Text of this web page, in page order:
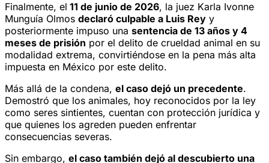
Finalmente, el 11 de junio de 2026, la juez Karla Ivonne
Munguía Olmos declaró culpable a Luis Rey y
posteriormente impuso una sentencia de 13 años y 4
meses de prisión por el delito de crueldad animal en su
modalidad extrema, convirtiéndose en la pena más alta
impuesta en México por este delito.
Más allá de la condena, el caso dejó un precedente.
Demostró que los animales, hoy reconocidos por la ley
como seres sintientes, cuentan con protección jurídica y
que quienes los agreden pueden enfrentar
consecuencias severas.
Sin embargo, el caso también dejó al descubierto una